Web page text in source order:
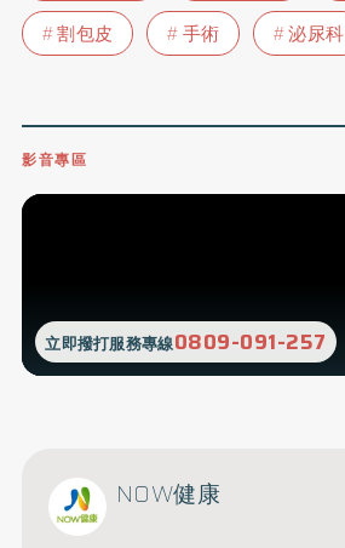
割包皮 手術 泌尿科
影音專區
立即撥打服務專線0809-091-257
NOW健康